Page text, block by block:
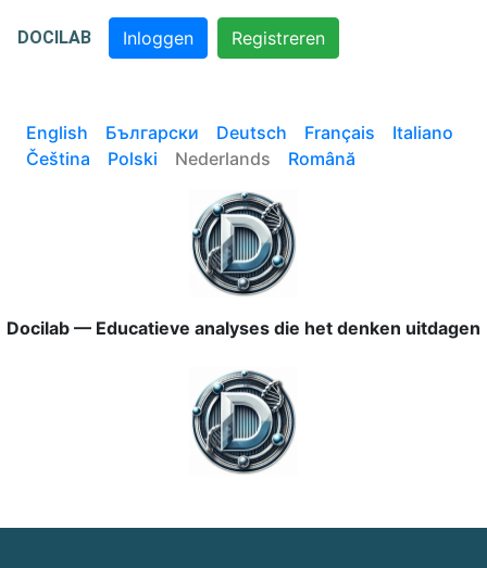
DOCILAB Inloggen Registreren
English Български Deutsch Français
Italiano
Čeština
Polski Nederlands Română
Docilab — Educatieve analyses die het denken uitdagen